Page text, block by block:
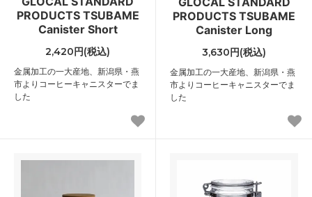
PRODUCTS TSUBAME
Canister Short
2,420円(税込)
金属加工の一大産地、新潟県・燕
市よりコーヒーキャニスターでま
した
PRODUCTS TSUBAME
Canister Long
3,630円(税込)
金属加工の一大産地、新潟県・燕
市よりコーヒーキャニスターでま
した